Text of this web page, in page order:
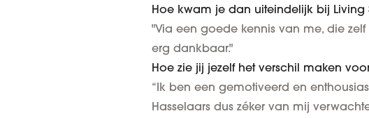
Hoe kwam je dan uiteindelijk bij Living
"Via een goede kennis van me, die
erg dankbaar."
Hoe zie jij jezelf het verschil maken
“Ik ben een gemotiveerd en
Hasselaars dus zéker van mij